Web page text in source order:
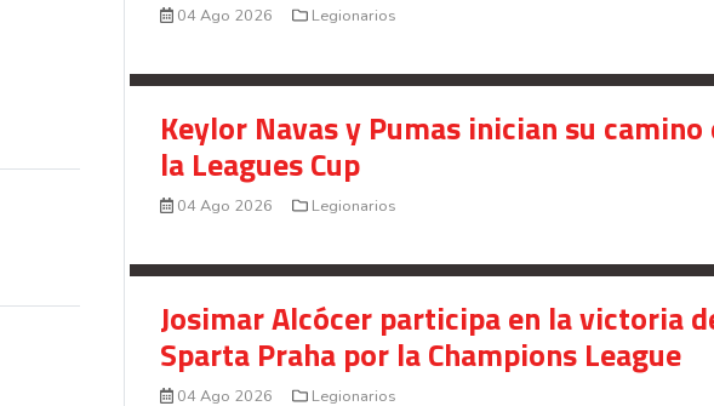
04 Ago 2026 Legionarios
Keylor Navas y Pumas inician su camino
la Leagues Cup
04 Ago 2026 Legionarios
Josimar Alcócer participa en la victoria
Sparta Praha por la Champions League
04 Ago 2026 Legionarios